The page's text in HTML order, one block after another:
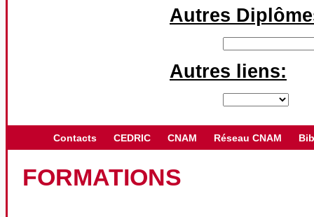
Autres
Autres liens:
Contacts CEDRIC CNAM Réseau CNAM
FORMATIONS